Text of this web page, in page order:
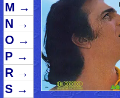
M →
N →
O →
P →
R →
S →